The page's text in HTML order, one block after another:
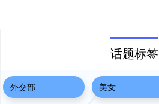
话题标签
外交部 美女